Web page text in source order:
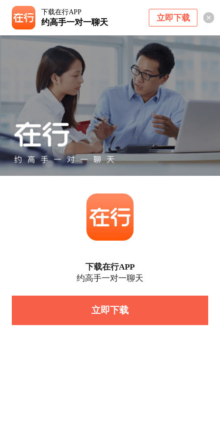
下载在行APP
约高手一对一聊天 立即下载
下载在行APP
约高手一对一聊天
立即下载